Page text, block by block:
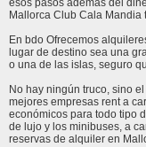
esos pasos además del
Mallorca Club Cala Mandia
En bdo Ofrecemos
lugar de destino sea una
o una de las islas, seguro
No hay ningún truco, sino
mejores empresas rent a
económicos para todo tipo
de lujo y los minibuses, a
reservas de alquiler en